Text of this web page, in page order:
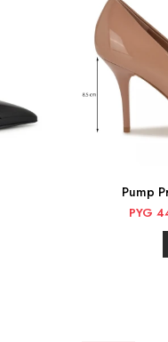
Pump
PYG